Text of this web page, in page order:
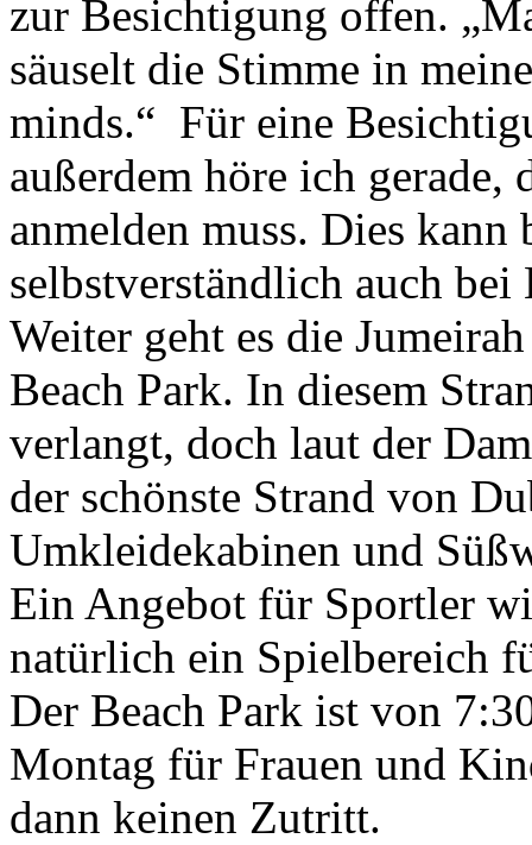
zur Besichtigung offen.
säuselt die Stimme in
minds.“ Für eine
außerdem höre ich gerade,
anmelden muss. Dies
selbstverständlich auch
Weiter geht es die
Beach Park. In diesem
verlangt, doch laut der
der schönste Strand von
Umkleidekabinen und
Ein Angebot für Sportler
natürlich ein Spielbereich
Der Beach Park ist von
Montag für Frauen und
dann keinen Zutritt.